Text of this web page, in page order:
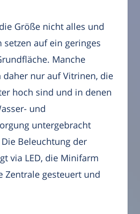
Größe nicht alles und
setzen auf ein geringes
Manche
daher nur auf Vitrinen, die
hoch sind und in denen
und
untergebracht
Beleuchtung der
via LED, die Minifarm
Zentrale gesteuert und